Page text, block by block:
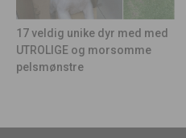
17 veldig unike dyr med med
UTROLIGE og morsomme
pelsmønstre